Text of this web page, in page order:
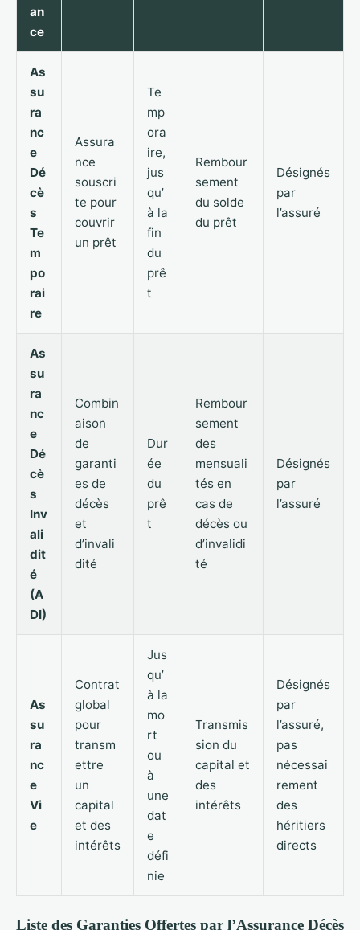
an
ce
As
su
ra
nc
e
Dé
cè
s
Te
m
po
rai
re
Assura
nce
souscri
te pour
couvrir
un prêt
Te
mp
ora
ire,
jus
qu’
à la
fin
du
prê
t
Rembour
sement
du solde
du prêt
Désignés
par
l’assuré
As
su
ra
nc
e
Dé
cè
s
Inv
ali
dit
é
(A
DI)
Combin
aison
de
garanti
es de
décès
et
d’invali
dité
Dur
ée
du
prê
t
Rembour
sement
des
mensuali
tés en
cas de
décès ou
d’invalidi
té
Désignés
par
l’assuré
As
su
ra
nc
e
Vi
e
Contrat
global
pour
transm
ettre
un
capital
et des
intérêts
Jus
qu’
à la
mo
rt
ou
à
une
dat
e
défi
nie
Transmis
sion du
capital et
des
intérêts
Désignés
par
l’assuré,
pas
nécessai
rement
des
héritiers
directs
Liste des Garanties Offertes par l’Assurance Décès